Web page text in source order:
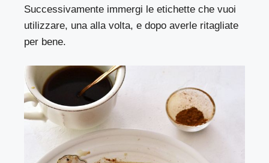
Successivamente immergi le etichette che vuoi
utilizzare, una alla volta, e dopo averle ritagliate
per bene.